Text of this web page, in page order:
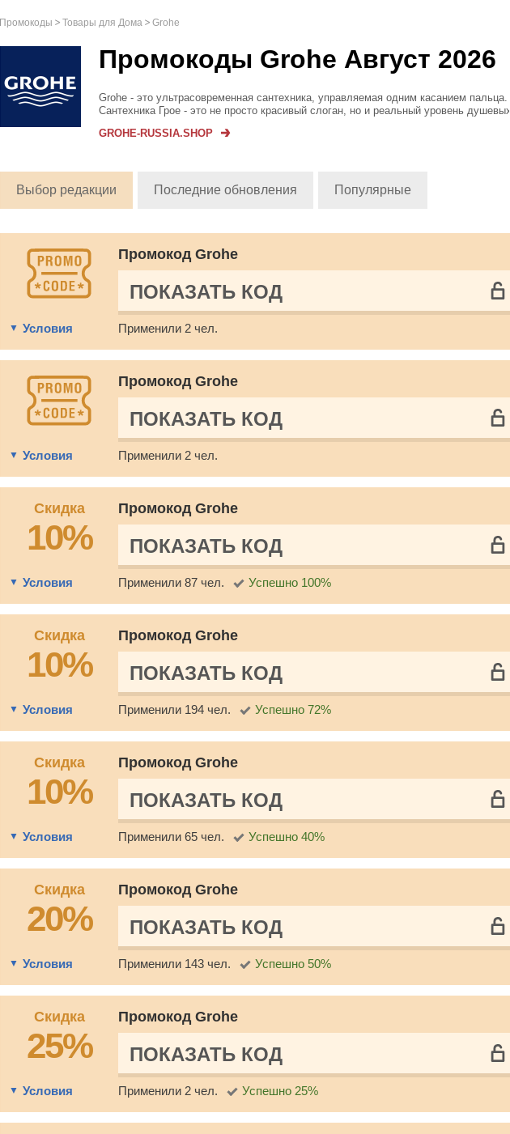
Промокоды Товары для Дома Grohe
Промокоды Grohe Август 2026
Grohe - это ультрасовременная сантехника, управляемая одним касанием пальца.
Сантехника Грое - это не просто красивый слоган, но и реальный уровень душевых
Если вы хотите ...
GROHE-RUSSIA.SHOP
Выбор редакции Последние обновления Популярные
Промокод Grohe
ПОКАЗАТЬ КОД
Условия Применили 2 чел.
Промокод Grohe
ПОКАЗАТЬ КОД
Условия Применили 2 чел.
Скидка
10%
Промокод Grohe
ПОКАЗАТЬ КОД
Условия Применили 87 чел. Успешно 100%
Скидка
10%
Промокод Grohe
ПОКАЗАТЬ КОД
Условия Применили 194 чел. Успешно 72%
Скидка
10%
Промокод Grohe
ПОКАЗАТЬ КОД
Условия Применили 65 чел. Успешно 40%
Скидка
20%
Промокод Grohe
ПОКАЗАТЬ КОД
Условия Применили 143 чел. Успешно 50%
Скидка
25%
Промокод Grohe
ПОКАЗАТЬ КОД
Условия Применили 2 чел. Успешно 25%